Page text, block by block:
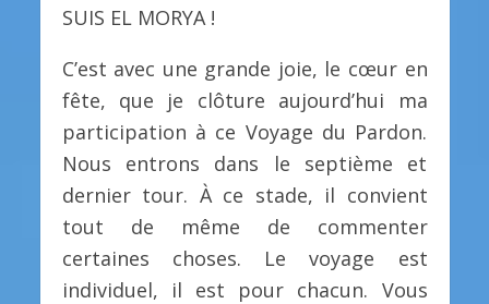
SUIS EL MORYA !
C’est avec une grande joie, le cœur en
fête, que je clôture aujourd’hui ma
participation à ce Voyage du Pardon.
Nous entrons dans le septième et
dernier tour. À ce stade, il convient
tout de même de commenter
certaines choses. Le voyage est
individuel, il est pour chacun. Vous